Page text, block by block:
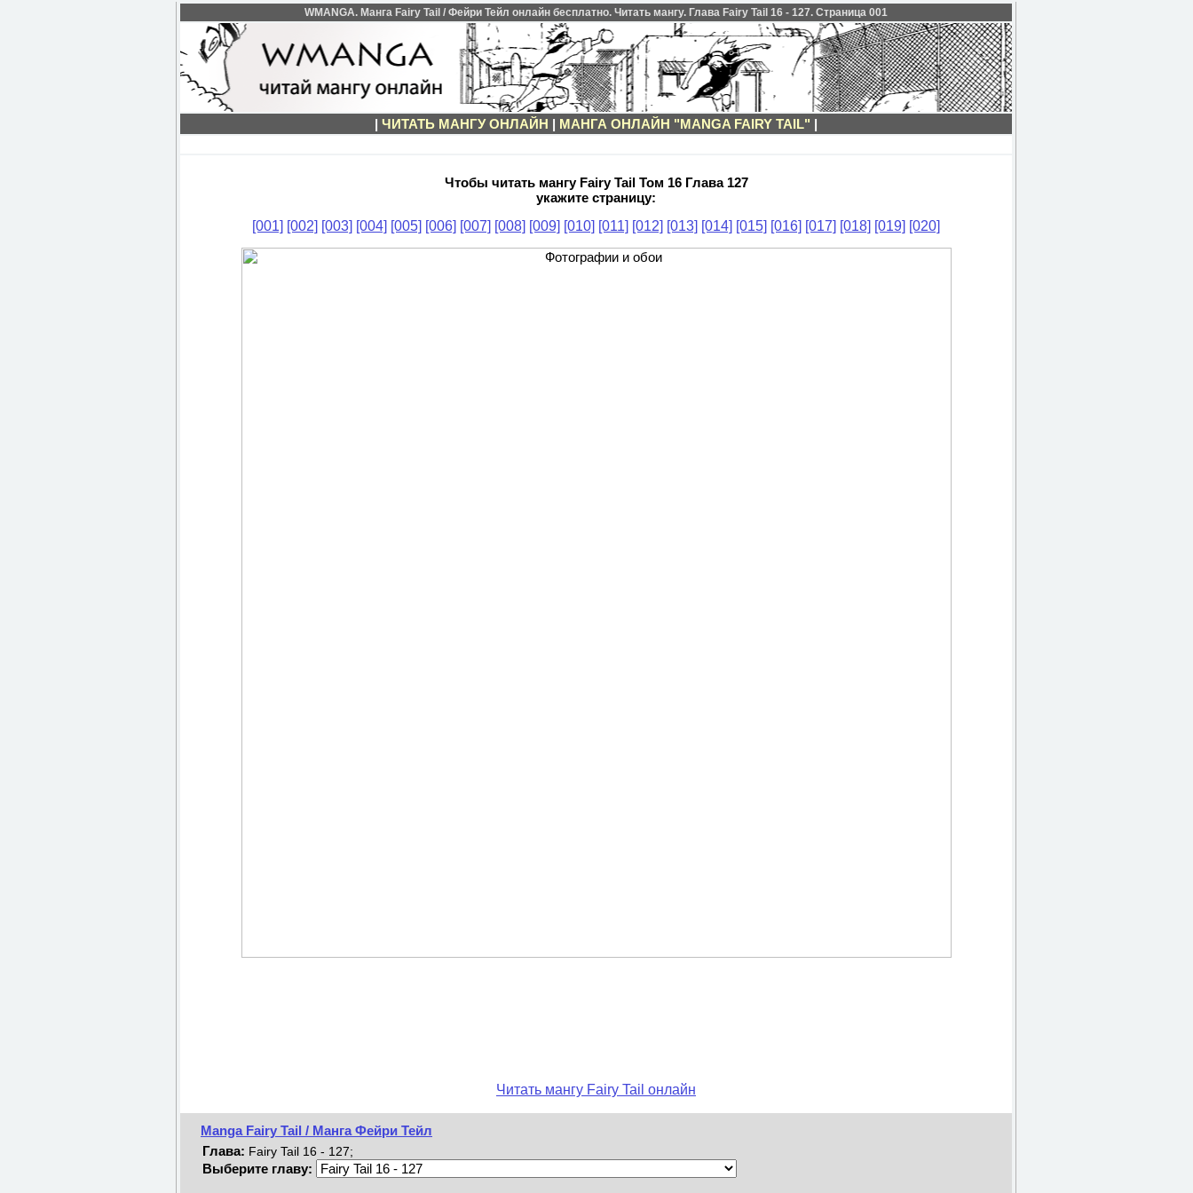
WMANGA. Манга Fairy Tail / Фейри Тейл онлайн бесплатно. Читать мангу. Глава Fairy Tail 16 - 127. Страница 001
| ЧИТАТЬ МАНГУ ОНЛАЙН | МАНГА ОНЛАЙН "MANGA FAIRY TAIL" |
Чтобы читать мангу Fairy Tail Том 16 Глава 127
укажите страницу:
[001] [002] [003] [004] [005] [006] [007] [008] [009] [010] [011] [012] [013] [014] [015] [016] [017] [018] [019] [020]
Читать мангу Fairy Tail онлайн
Manga Fairy Tail / Манга Фейри Тейл
Глава: Fairy Tail 16 - 127;
Выберите главу: